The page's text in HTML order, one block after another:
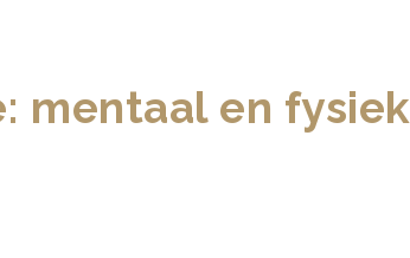
mentaal en fysiek